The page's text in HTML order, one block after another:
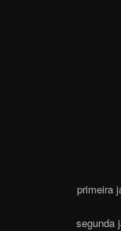
primeira
segunda